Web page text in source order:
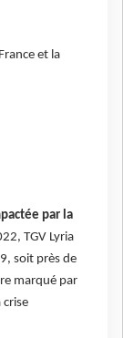
et la
par la
TGV Lyria
soit près de
marqué par
crise